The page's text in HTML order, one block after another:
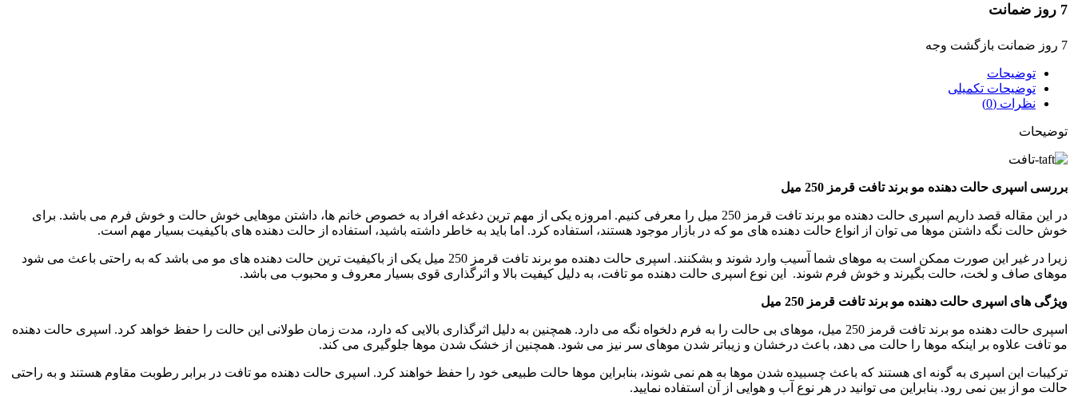
7 روز ضمانت
7 روز ضمانت بازگشت وجه
توضیحات
توضیحات تکمیلی
نظرات (0)
توضیحات
بررسی اسپری حالت دهنده مو برند تافت قرمز 250 میل
در این مقاله قصد داریم اسپری حالت دهنده مو برند تافت قرمز 250 میل را معرفی کنیم. امروزه یکی از مهم ترین دغدغه افراد به خصوص خانم ها، داشتن موهایی خوش حالت و خوش فرم می باشد. برای
خوش حالت نگه داشتن موها می توان از انواع حالت دهنده های مو که در بازار موجود هستند، استفاده کرد. اما باید به خاطر داشته باشید، استفاده از حالت دهنده های باکیفیت بسیار مهم است.
زیرا در غیر این صورت ممکن است به موهای شما آسیب وارد شوند و بشکنند. اسپری حالت دهنده مو برند تافت قرمز 250 میل یکی از باکیفیت ترین حالت دهنده های مو می باشد که به راحتی باعث می شود
موهای صاف و لخت، حالت بگیرند و خوش فرم شوند. این نوع اسپری حالت دهنده مو تافت، به دلیل کیفیت بالا و اثرگذاری قوی بسیار معروف و محبوب می باشد.
ویژگی های اسپری حالت دهنده مو برند تافت قرمز 250 میل
اسپری حالت دهنده مو برند تافت قرمز 250 میل، موهای بی حالت را به فرم دلخواه نگه می دارد. همچنین به دلیل اثرگذاری بالایی که دارد، مدت زمان طولانی این حالت را حفظ خواهد کرد. اسپری حالت دهنده
مو تافت علاوه بر اینکه موها را حالت می دهد، باعث درخشان و زیباتر شدن موهای سر نیز می شود. همچنین از خشک شدن موها جلوگیری می کند.
ترکیبات این اسپری به گونه ای هستند که باعث چسبیده شدن موها به هم نمی شوند، بنابراین موها حالت طبیعی خود را حفظ خواهند کرد. اسپری حالت دهنده مو تافت در برابر رطوبت مقاوم هستند و به راحتی
حالت مو از بین نمی رود. بنابراین می توانید در هر نوع آب و هوایی از آن استفاده نمایید.